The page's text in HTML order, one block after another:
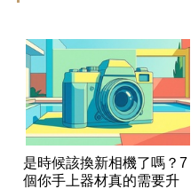
是時候該換新相機了嗎？7
個你手上器材真的需要升